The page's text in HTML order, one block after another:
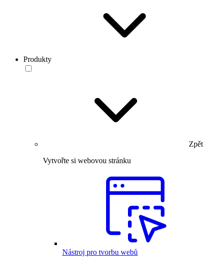
Produkty
Zpět
Vytvořte si webovou stránku
Nástroj pro tvorbu webů